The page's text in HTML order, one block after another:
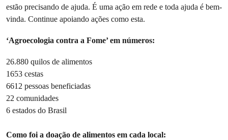
estão precisando de ajuda. É uma ação em rede e toda ajuda é bem-
vinda. Continue apoiando ações como esta.
‘Agroecologia contra a Fome’ em números:
26.880 quilos de alimentos
1653 cestas
6612 pessoas beneficiadas
22 comunidades
6 estados do Brasil
Como foi a doação de alimentos em cada local: